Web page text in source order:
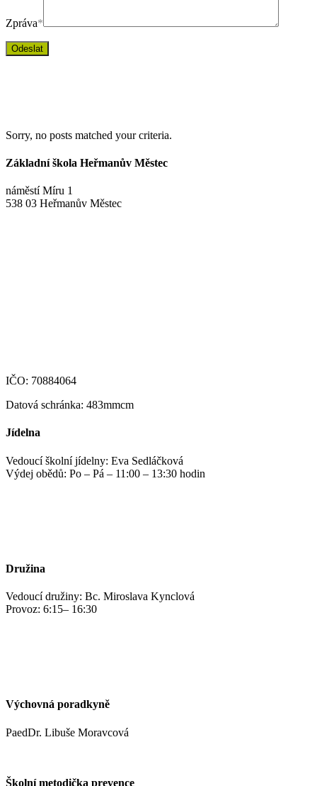
Zpráva*
Sorry, no posts matched your criteria.
Základní škola Heřmanův Městec
náměstí Míru 1
538 03 Heřmanův Městec
IČO: 70884064
Datová schránka: 483mmcm
Jídelna
Vedoucí školní jídelny: Eva Sedláčková
Výdej obědů: Po – Pá – 11:00 – 13:30 hodin
Družina
Vedoucí družiny: Bc. Miroslava Kynclová
Provoz: 6:15– 16:30
Výchovná poradkyně
PaedDr. Libuše Moravcová
Školní metodička prevence